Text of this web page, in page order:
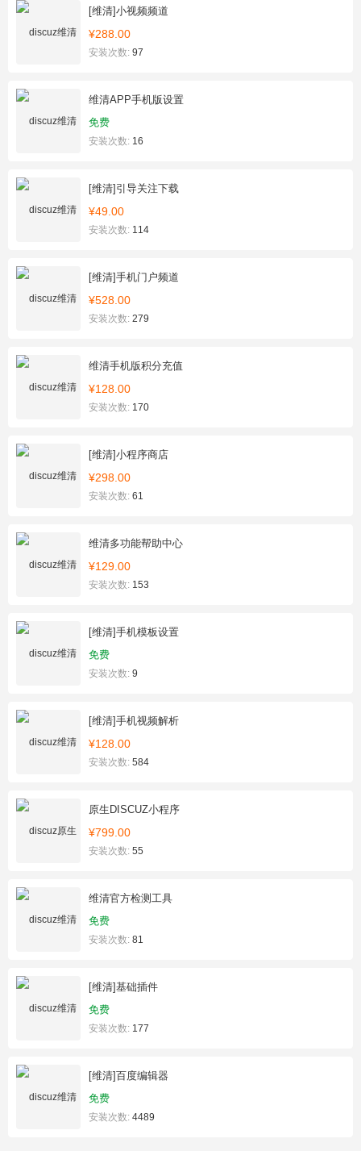
[维清]小视频频道
¥288.00
安装次数: 97
维清APP手机版设置
免费
安装次数: 16
[维清]引导关注下载
¥49.00
安装次数: 114
[维清]手机门户频道
¥528.00
安装次数: 279
维清手机版积分充值
¥128.00
安装次数: 170
[维清]小程序商店
¥298.00
安装次数: 61
维清多功能帮助中心
¥129.00
安装次数: 153
[维清]手机模板设置
免费
安装次数: 9
[维清]手机视频解析
¥128.00
安装次数: 584
原生DISCUZ小程序
¥799.00
安装次数: 55
维清官方检测工具
免费
安装次数: 81
[维清]基础插件
免费
安装次数: 177
[维清]百度编辑器
免费
安装次数: 4489